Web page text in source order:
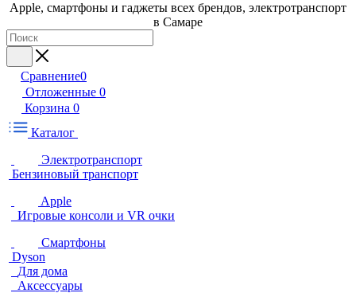
Apple, cмартфоны и гаджеты всех брендов, электротранспорт
в Самаре
Сравнение0
Отложенные 0
Корзина 0
Каталог
Электротранспорт
Бензиновый транспорт
Apple
Игровые консоли и VR очки
Смартфоны
Dyson
Для дома
Аксессуары